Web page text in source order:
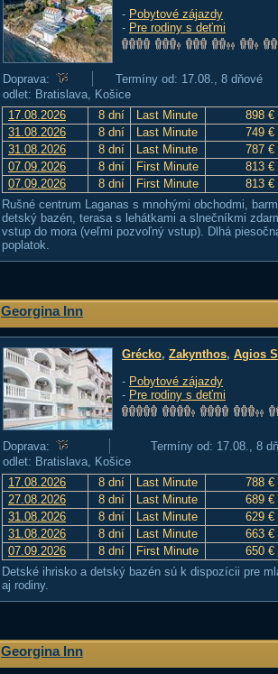
- Pobytové zájazdy
- Pre rodiny s deťmi
Doprava:
Termíny od: 17.08., 8 dňové
odlet: Bratislava, Košice
17.08.2026
8 dní Last Minute 898 €
31.08.2026
8 dní Last Minute 749 €
31.08.2026
8 dní Last Minute 787 €
07.09.2026
8 dní First Minute 813 €
07.09.2026
8 dní First Minute 813 €
Rušné centrum Laganas s mnohými obchodmi,
detský bazén, terasa s lehátkami a slnečníkmi
vstup do mora (veľmi pozvoľný vstup). Dlhá
poplatok.
Georgina Inn
Grécko, Zakynthos, Agios
- Pobytové zájazdy
- Pre rodiny s deťmi
Doprava:
Termíny od: 17.08., 8
odlet: Bratislava, Košice
17.08.2026
8 dní Last Minute 788 €
27.08.2026
8 dní Last Minute 689 €
31.08.2026
8 dní Last Minute 629 €
31.08.2026
8 dní Last Minute 663 €
07.09.2026
8 dní First Minute 650 €
Detské ihrisko a detský bazén sú k dispozícii pre
aj rodiny.
Georgina Inn